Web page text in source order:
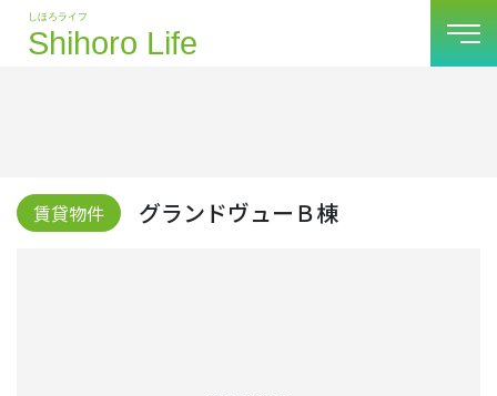
賃貸物件 グランドヴューＢ棟